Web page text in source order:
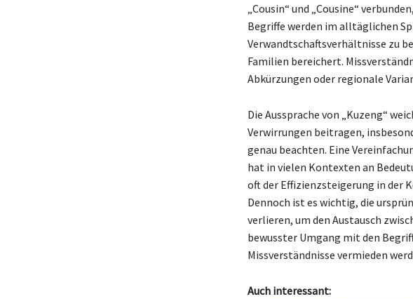
„Cousin“ und „Cousine“
Begriffe werden im alltäglichen
Verwandtschaftsverhältnisse zu
Familien bereichert.
Abkürzungen oder regionale
Die Aussprache von „Kuzeng“
Verwirrungen beitragen,
genau beachten. Eine
hat in vielen Kontexten an
oft der Effizienzsteigerung in der
Dennoch ist es wichtig, die
verlieren, um den Austausch
bewusster Umgang mit den
Missverständnisse vermieden
Auch interessant: